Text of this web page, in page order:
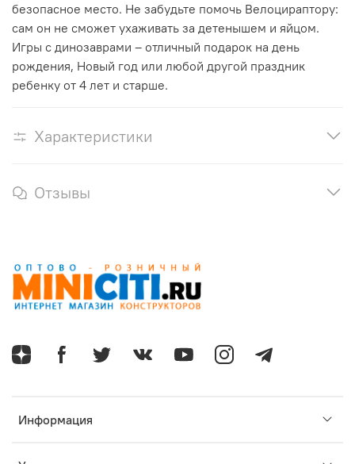
безопасное место. Не забудьте помочь Велоцираптору:
сам он не сможет ухаживать за детенышем и яйцом.
Игры с динозаврами – отличный подарок на день
рождения, Новый год или любой другой праздник
ребенку от 4 лет и старше.
Характеристики
Отзывы
Информация